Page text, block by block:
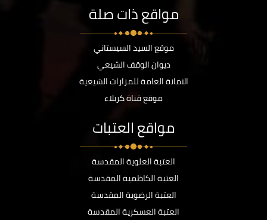
مواقع ذات صلة
موقع السيد السيستاني
ديوان الوقف الشيعي
الامانة العامة للمزارات الشيعية
موقع قناة كربلاء
مواقع العتبات
العتبة العلوية المقدسة
العتبة الكاظمية المقدسة
العتبة الرضوية المقدسة
العتبة العسكرية المقدسة